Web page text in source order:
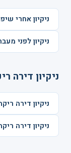
ניקיון אחרי
ניקיון לפני
ניקיון דירה
ניקיון דירה
ניקיון דירה